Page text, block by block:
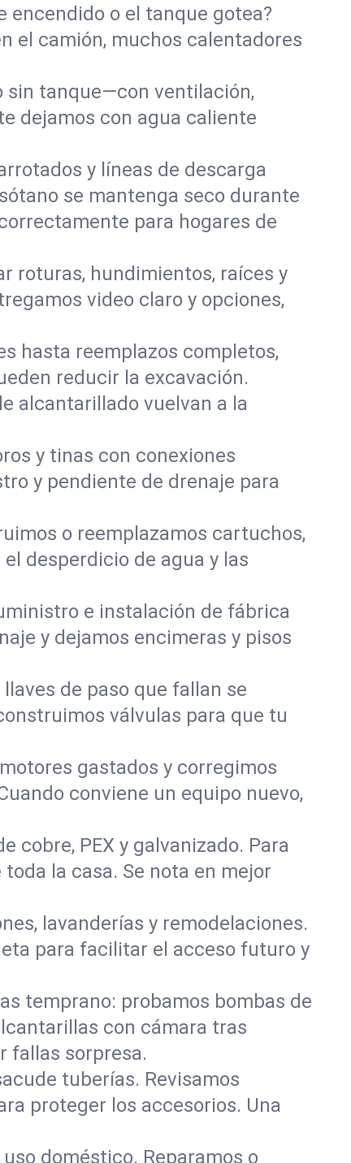
encendido o el tanque gotea?
el camión, muchos calentadores
sin tanque—con ventilación,
dejamos con agua caliente
y líneas de descarga
se mantenga seco durante
para hogares de
roturas, hundimientos, raíces y
video claro y opciones,
hasta reemplazos completos,
reducir la excavación.
alcantarillado vuelvan a la
y tinas con conexiones
y pendiente de drenaje para
o reemplazamos cartuchos,
desperdicio de agua y las
e instalación de fábrica
y dejamos encimeras y pisos
de paso que fallan se
válvulas para que tu
gastados y corregimos
conviene un equipo nuevo,
cobre, PEX y galvanizado. Para
la casa. Se nota en mejor
lavanderías y remodelaciones.
para facilitar el acceso futuro y
temprano: probamos bombas de
con cámara tras
fallas sorpresa.
tuberías. Revisamos
proteger los accesorios. Una
doméstico. Reparamos o